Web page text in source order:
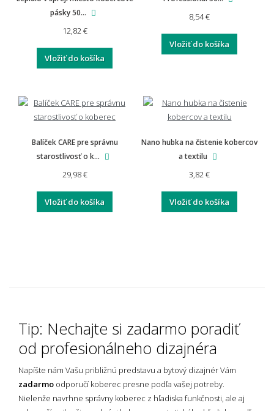
Vyplatí se investovať do kvalitnejšej rohože?
pásky 50...
12,82 €
Vložiť do košíka
8,54 €
Vložiť do košíka
Balíček CARE pre správnu
starostlivosť o k...
29,98 €
Vložiť do košíka
Nano hubka na čistenie kobercov
a textilu
3,82 €
Vložiť do košíka
Tip: Nechajte si zadarmo poradiť
od profesionálneho dizajnéra
Napíšte nám Vašu približnú predstavu a bytový dizajnér Vám
zadarmo odporučí koberec presne podľa vašej potreby.
Nielenže navrhne správny koberec z hľadiska funkčnosti, ale aj